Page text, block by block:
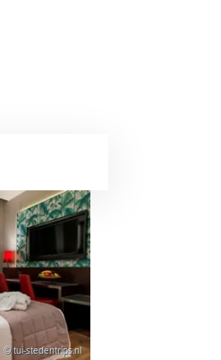
© tui-stedentrips.nl